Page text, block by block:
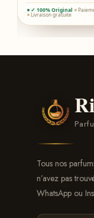
✓ 100% Original
Livraison gratuite
Tous nos
n’avez pas
WhatsApp ou